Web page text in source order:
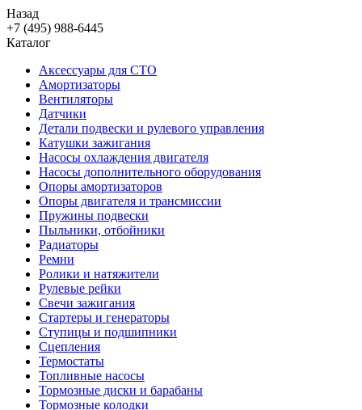
Назад
+7 (495) 988-6445
Каталог
Аксессуары для СТО
Амортизаторы
Вентиляторы
Датчики
Детали подвески и рулевого управления
Катушки зажигания
Насосы охлаждения двигателя
Насосы дополнительного оборудования
Опоры амортизаторов
Опоры двигателя и трансмиссии
Пружины подвески
Пыльники, отбойники
Радиаторы
Ремни
Ролики и натяжители
Рулевые рейки
Свечи зажигания
Стартеры и генераторы
Ступицы и подшипники
Сцепления
Термостаты
Топливные насосы
Тормозные диски и барабаны
Тормозные колодки